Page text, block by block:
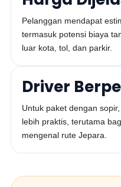
Pelanggan mendapat
termasuk potensi biaya
luar kota, tol, dan parkir.
Driver
Untuk paket dengan
lebih praktis, terutama
mengenal rute Jepara.